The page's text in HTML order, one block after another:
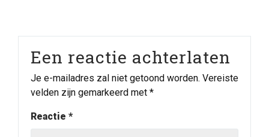
Een reactie achterlaten
Je e-mailadres zal niet getoond worden. Vereiste
velden zijn gemarkeerd met *
Reactie *